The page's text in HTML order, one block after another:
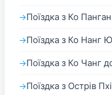
Поїздка з Ко
Поїздка з Ко Нанг
Поїздка з Ко Чанг
Поїздка з Острів